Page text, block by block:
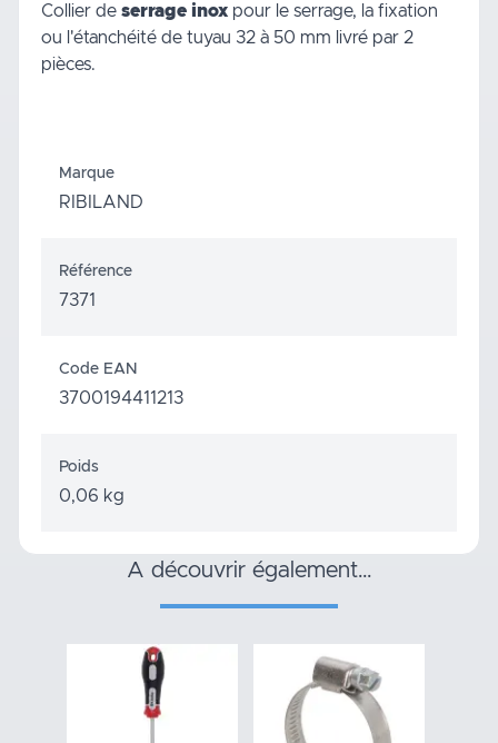
Collier de serrage inox pour le serrage, la fixation
ou l'étanchéité de tuyau 32 à 50 mm livré par 2
pièces.
Marque
RIBILAND
Référence
7371
Code EAN
3700194411213
Poids
0,06 kg
a découvrir également…